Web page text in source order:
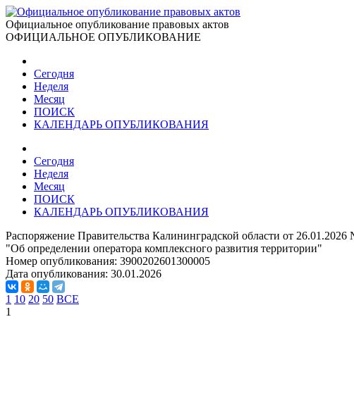
Официальное опубликование правовых актов
ОФИЦИАЛЬНОЕ ОПУБЛИКОВАНИЕ
Сегодня
Неделя
Месяц
ПОИСК
КАЛЕНДАРЬ ОПУБЛИКОВАНИЯ
Сегодня
Неделя
Месяц
ПОИСК
КАЛЕНДАРЬ ОПУБЛИКОВАНИЯ
Распоряжение Правительства Калининградской области от
"Об определении оператора комплексного развития территории"
Номер опубликования: 3900202601300005
Дата опубликования: 30.01.2026
1 10 20 50 ВСЕ
1